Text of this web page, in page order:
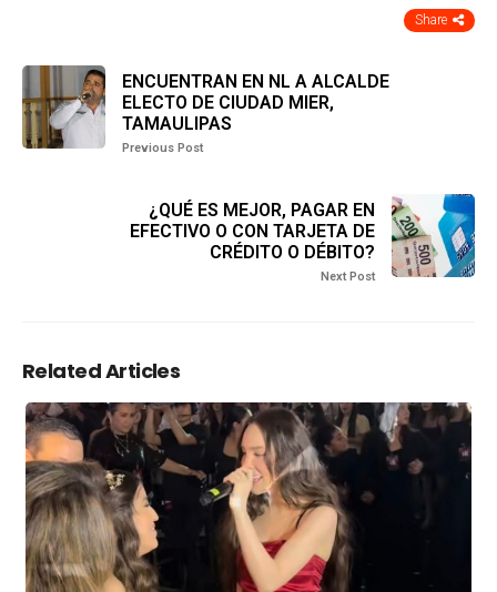
Share
ENCUENTRAN EN NL A ALCALDE
ELECTO DE CIUDAD MIER,
TAMAULIPAS
Previous Post
¿QUÉ ES MEJOR, PAGAR EN
EFECTIVO O CON TARJETA DE
CRÉDITO O DÉBITO?
Next Post
Related Articles